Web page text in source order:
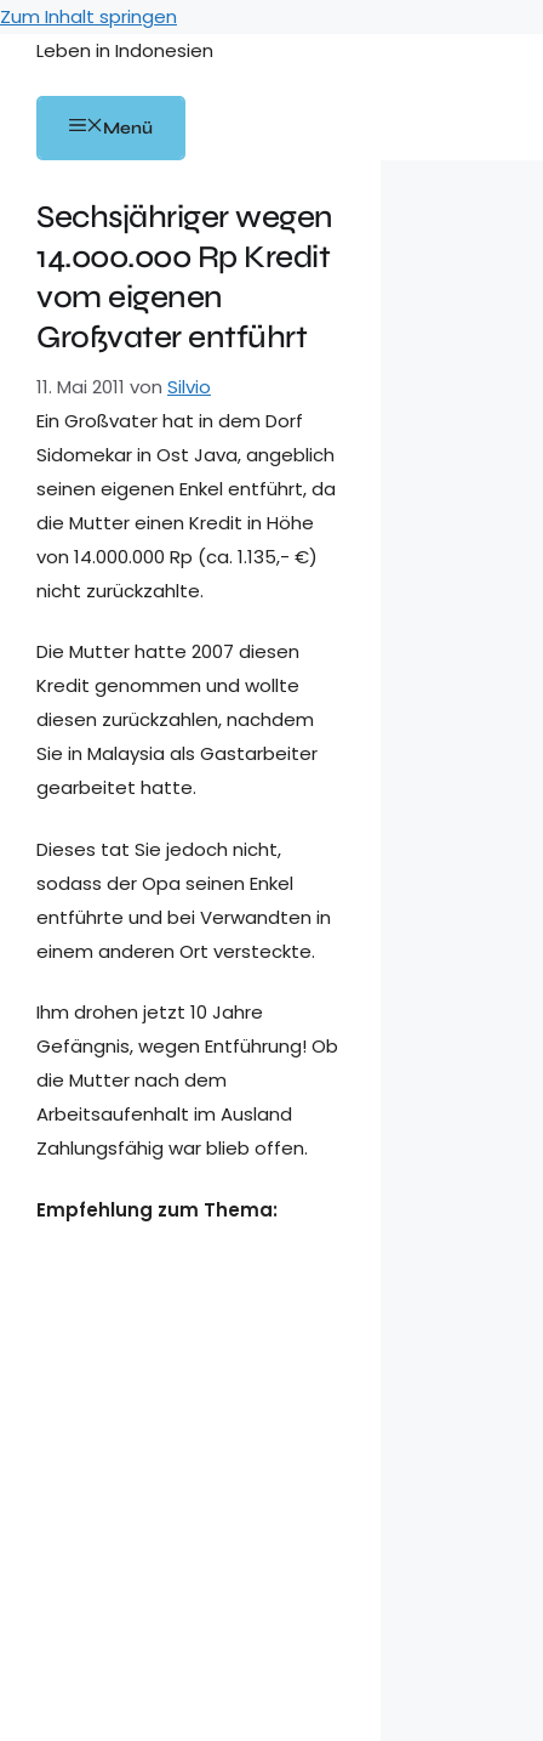
Zum Inhalt springen
Leben in Indonesien
Menü
Sechsjähriger wegen
14.000.000 Rp Kredit
vom eigenen
Großvater entführt
11. Mai 2011 von Silvio
Ein Großvater hat in dem Dorf
Sidomekar in Ost Java, angeblich
seinen eigenen Enkel entführt, da
die Mutter einen Kredit in Höhe
von 14.000.000 Rp (ca. 1.135,- €)
nicht zurückzahlte.
Die Mutter hatte 2007 diesen
Kredit genommen und wollte
diesen zurückzahlen, nachdem
Sie in Malaysia als Gastarbeiter
gearbeitet hatte.
Dieses tat Sie jedoch nicht,
sodass der Opa seinen Enkel
entführte und bei Verwandten in
einem anderen Ort versteckte.
Ihm drohen jetzt 10 Jahre
Gefängnis, wegen Entführung! Ob
die Mutter nach dem
Arbeitsaufenhalt im Ausland
Zahlungsfähig war blieb offen.
Empfehlung zum Thema: